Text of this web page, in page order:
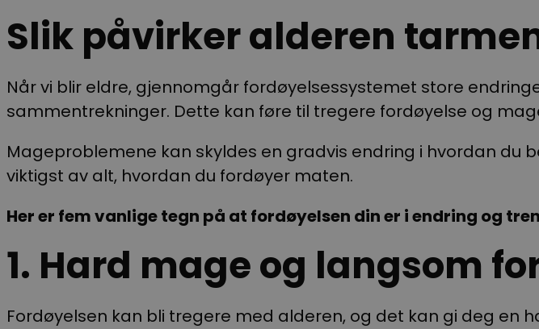
Slik påvirker alderen
Når vi blir eldre, gjennomgår fordøyelsessystemet store
sammentrekninger. Dette kan føre til tregere fordøyelse og
Mageproblemene kan skyldes en gradvis endring i hvordan
viktigst av alt, hvordan du fordøyer maten.
Her er fem vanlige tegn på at fordøyelsen din er i endring og
1. Hard mage og langsom
Fordøyelsen kan bli tregere med alderen, og det kan gi deg en